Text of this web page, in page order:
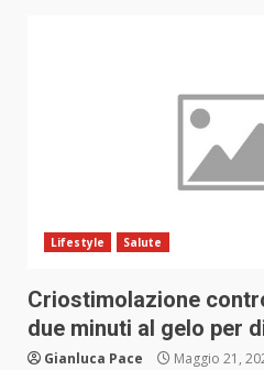
Lifestyle Salute
Criostimolazione
due minuti al gelo per
Gianluca Pace Maggio 21,